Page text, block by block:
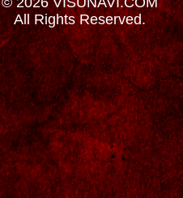
All Rights Reserved.